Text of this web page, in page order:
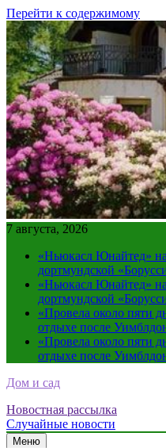
Перейти к содержимому
7 августа, 2026
«Ньюкасл Юнайтед»
дортмундской
«Ньюкасл Юнайтед»
дортмундской
«Провела около пяти
отдыхе после
«Провела около пяти
отдыхе после
Дом и сад
Новостная рассылка
Случайные новости
Меню